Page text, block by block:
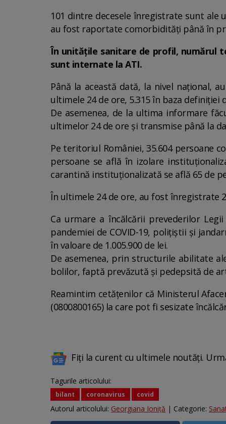
101 dintre decesele înregistrate sunt
au fost raportate comorbidități până în
În unitățile sanitare de profil, numărul
sunt internate la ATI.
Până la această dată, la nivel național,
ultimele 24 de ore, 5.315 în baza definiției
De asemenea, de la ultima informare
ultimelor 24 de ore și transmise până la
Pe teritoriul României, 35.604 persoane
persoane se află în izolare
carantină instituționalizată se află 65 de
În ultimele 24 de ore, au fost înregistrate
Ca urmare a încălcării prevederilor
pandemiei de COVID-19, polițiștii și
în valoare de 1.005.900 de lei.
De asemenea, prin structurile abilitate
bolilor, faptă prevăzută și pedepsită de
Reamintim cetățenilor că Ministerul
(0800800165) la care pot fi sesizate
Fiți la curent cu ultimele noutăți.
Tagurile articolului:
bilant coronavirus covid
Autorul articolului: Georgiana Ioniţă | Categorie: